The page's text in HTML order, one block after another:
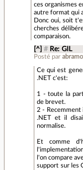
ces organismes
autre format qui
Donc oui, soit
cherches
comparaison.
[^] # Re: GIL
Posté par
Ce qui est
.NET c'est:
1 - toute la
de brevet.
2 - Recemment
.NET et il
normalise.
Et comme
l'on compare
support sur les